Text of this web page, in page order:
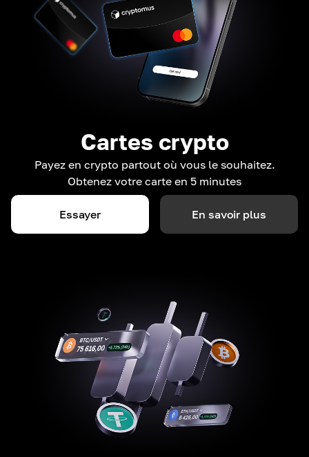
Cartes crypto
Payez en crypto partout où vous le souhaitez.
Obtenez votre carte en 5 minutes
Essayer En savoir plus